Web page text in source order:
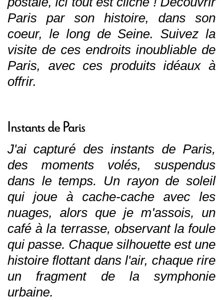
Paris par son histoire, dans son
coeur, le long de Seine. Suivez la
visite de ces endroits inoubliable de
Paris, avec ces produits idéaux à
offrir.
Instants de Paris
J'ai capturé des instants de Paris,
des moments volés, suspendus
dans le temps. Un rayon de soleil
qui joue à cache-cache avec les
nuages, alors que je m'assois, un
café à la terrasse, observant la foule
qui passe. Chaque silhouette est une
histoire flottant dans l'air, chaque rire
un fragment de la symphonie
urbaine.